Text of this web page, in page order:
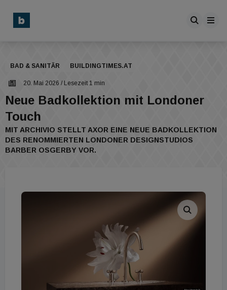
BAD & SANITÄR BUILDINGTIMES.AT
20. Mai 2026 / Lesezeit 1 min
Neue Badkollektion mit Londoner
Touch
MIT ARCHIVIO STELLT AXOR EINE NEUE BADKOLLEKTION
DES RENOMMIERTEN LONDONER DESIGNSTUDIOS
BARBER OSGERBY VOR.